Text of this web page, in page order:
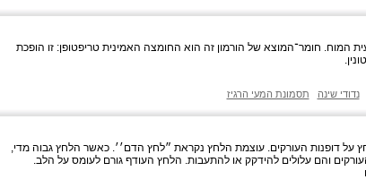
המוח. חומר־המוצא של הורמון זה הוא החומצה האמינית טריפטופן: זו הופכת
נדודי שינה תסמונת המעי הרגיז
על דופנות העורקים. עוצמת הלחץ נקראת ״לחץ הדם׳׳. כאשר הלחץ גבוה מדי,
והם עלולים להידקק או להתעבות. הלחץ העודף גורם לעומס על הלב.